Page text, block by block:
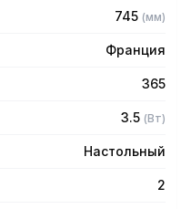
смесителя из
745 (мм)
Франция
365
3.5 (Вт)
Настольный
2